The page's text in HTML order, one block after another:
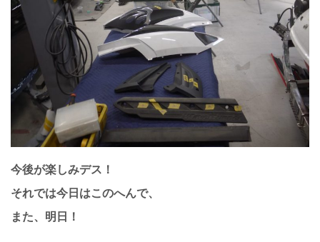
今後が楽しみデス！
それでは今日はこのへんで、
また、明日！